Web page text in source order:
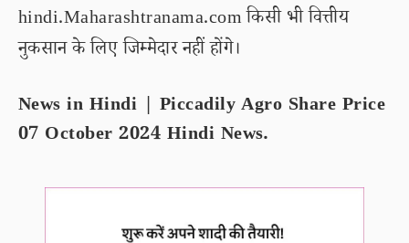
hindi.Maharashtranama.com किसी भी वित्तीय
नुकसान के लिए जिम्मेदार नहीं होंगे।
News in Hindi | Piccadily Agro Share Price
07 October 2024 Hindi News.